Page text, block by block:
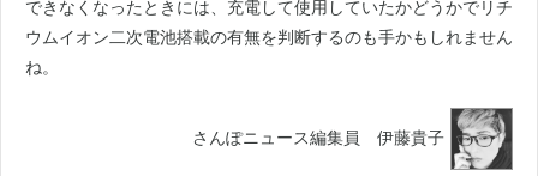
できなくなったときには、充電して使用していたかどうかでリチ
ウムイオン二次電池搭載の有無を判断するのも手かもしれません
ね。
さんぽニュース編集員 伊藤貴子